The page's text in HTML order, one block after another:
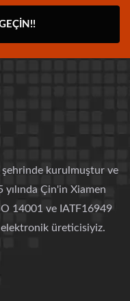
şehrinde kurulmuştur ve
Çin'in Xiamen
14001 ve IATF16949
üreticisiyiz.